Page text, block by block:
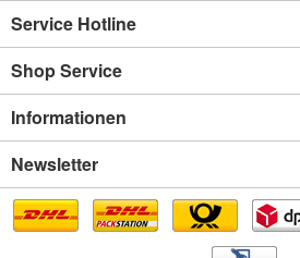
Service Hotline
Shop Service
Informationen
Newsletter